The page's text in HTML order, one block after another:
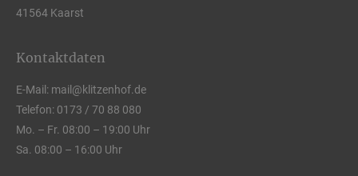
41564 Kaarst
Kontaktdaten
E-Mail: mail@klitzenhof.de
Telefon: 0173 / 70 88 080
Mo. – Fr. 08:00 – 19:00 Uhr
Sa. 08:00 – 16:00 Uhr